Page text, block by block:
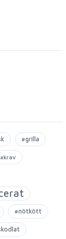
#grilla
#krav
#nötkött